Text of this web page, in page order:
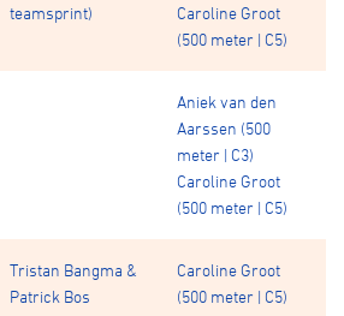
teamsprint)
Caroline Groot
(500 meter | C5)
Aniek van den
Aarssen (500
meter | C3)
Caroline Groot
(500 meter | C5)
Tristan Bangma &
Patrick Bos
Caroline Groot
(500 meter | C5)